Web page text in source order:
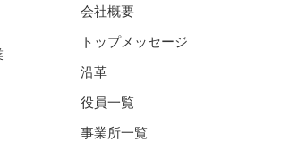
会社概要
トップメッセージ
沿革
役員一覧
事業所一覧